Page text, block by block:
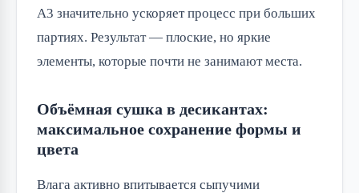
А3 значительно ускоряет процесс при больших
партиях. Результат — плоские, но яркие
элементы, которые почти не занимают места.
Объёмная сушка в десикантах:
максимальное сохранение формы и
цвета
Влага активно впитывается сыпучими